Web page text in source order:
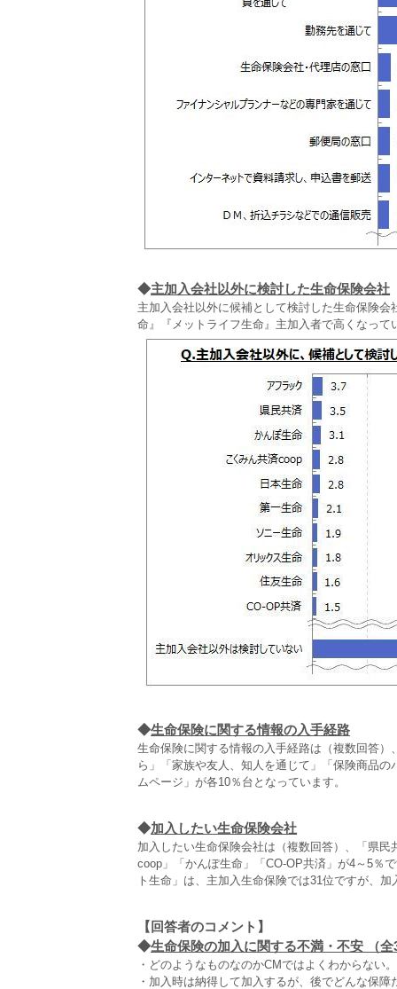
◆主加入会社以外に検討した生命保険会社
主加入会社以外に候補として検討した生命保険
命』『メットライフ生命』主加入者で高くなって
◆生命保険に関する情報の入手経路
生命保険に関する情報の入手経路は（複数回答
ら」「家族や友人、知人を通じて」「保険商品
ムページ」が各10％台となっています。
◆加入したい生命保険会社
加入したい生命保険会社は（複数回答）、「県
coop」「かんぽ生命」「CO‐OP共済」が4～5％
ト生命」は、主加入生命保険では31位ですが、
【回答者のコメント】
◆生命保険の加入に関する不満・不安 （全
・どのようなものなのかCMではよくわからない
・加入時は納得して加入するが、後でどんな保